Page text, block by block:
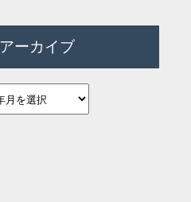
アーカイブ